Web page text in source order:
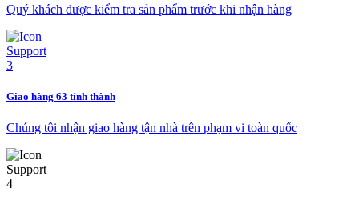
Quý khách được kiểm tra sản phẩm trước khi nhận hàng
Giao hàng 63 tỉnh thành
Chúng tôi nhận giao hàng tận nhà trên phạm vi toàn quốc